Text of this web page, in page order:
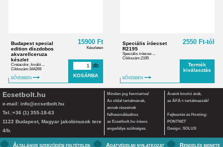
Budapest special
edition díszdobos
akvarellceruza
készlet
Cretacolor, kiváló ...
Cikkszám:344269
BŐVEBBEN
15900 Ft
Készleten
db
Speciális íróecset
R2195
Speciális íróecse ...
Cikkszám:2195
BŐVEBBEN
2550 Ft-tól
Termék
kiválasztás
Ecsetbolt.hu
e-mail: info@ecsetbolt.hu
Tel.:+36 (1) 355-18-63
1122 Budapest, Magyar jakobinusok tere
4/b.
Minden jog fenntartva!
Az oldal tartalmának,
annak részeinek
felhasználásához
az Ecsetbolt.hu írásos
engedélye szükséges.
Áraink bruttó árak,
az ÁFÁ-t tartalmazzák!
Fejlesztés és Hosting:
PONTNET
Design: SOLUS
Általános szerződési feltételek Adatvédelmi nyilatkozat Rendelés menete